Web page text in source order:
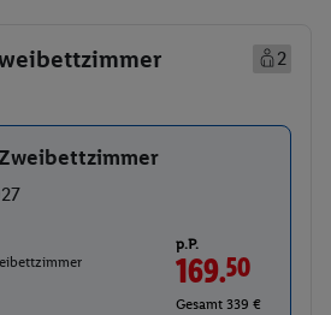
2
p.P.
169.50
Gesamt 339 €